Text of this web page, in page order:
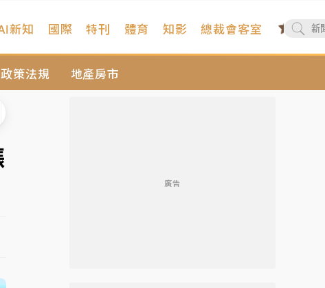
政策法規 地產房市
新知 國際 特刊 體育 知影 總裁會客室
廣告